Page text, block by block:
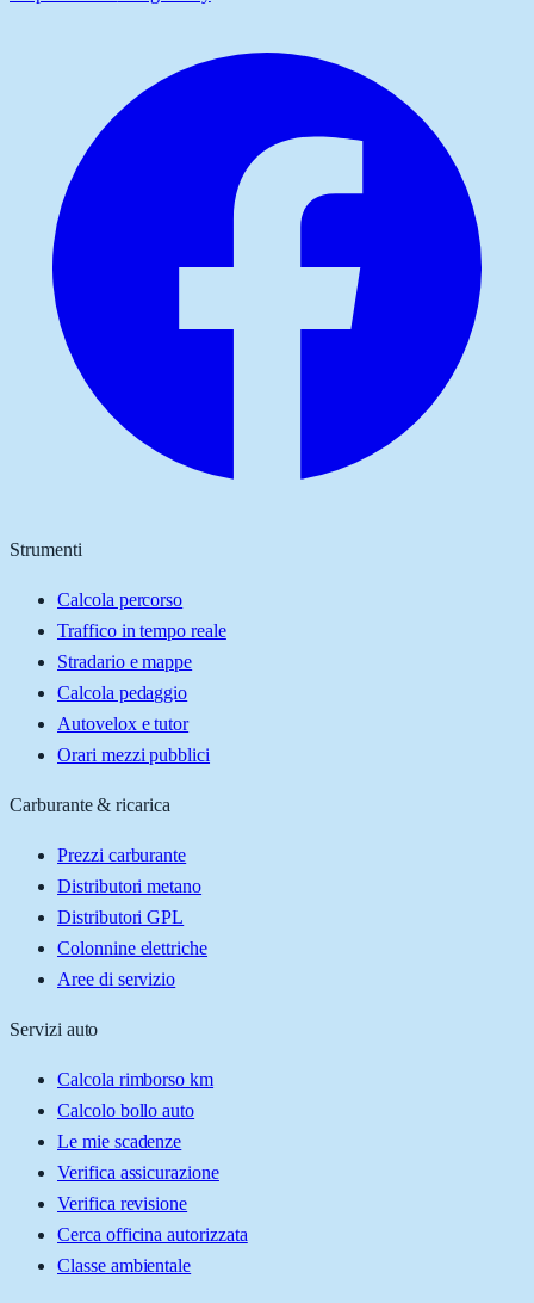
Strumenti
Calcola percorso
Traffico in tempo reale
Stradario e mappe
Calcola pedaggio
Autovelox e tutor
Orari mezzi pubblici
Carburante & ricarica
Prezzi carburante
Distributori metano
Distributori GPL
Colonnine elettriche
Aree di servizio
Servizi auto
Calcola rimborso km
Calcolo bollo auto
Le mie scadenze
Verifica assicurazione
Verifica revisione
Cerca officina autorizzata
Classe ambientale